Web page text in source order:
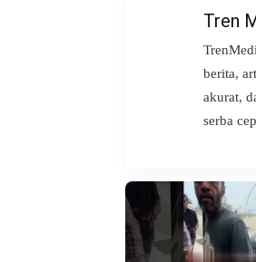
Tren
berita,
akurat,
serba